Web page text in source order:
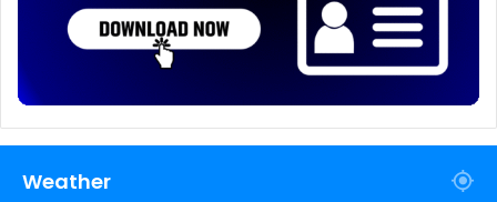
Weather